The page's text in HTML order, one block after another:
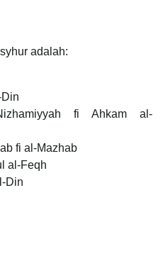
adalah:
fi Ahkam al-
fi al-Mazhab
al-Feqh
Din